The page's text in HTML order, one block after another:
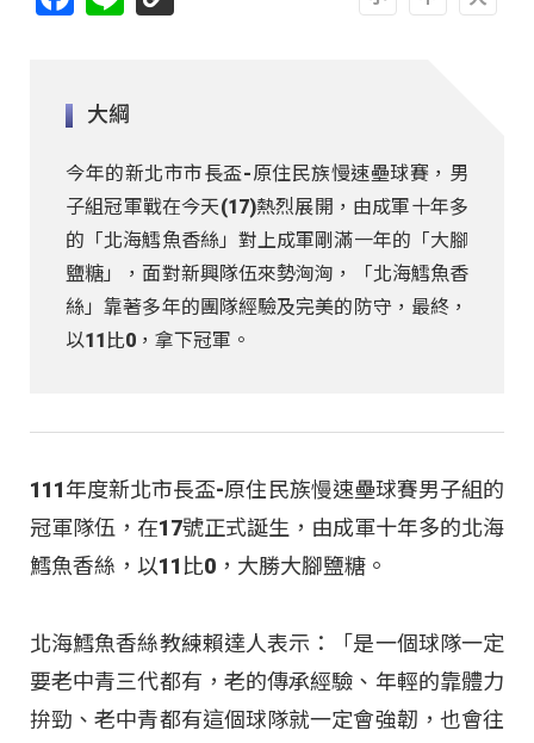
大綱
今年的新北市市長盃-原住民族慢速壘球賽，男
子組冠軍戰在今天(17)熱烈展開，由成軍十年多
的「北海鱈魚香絲」對上成軍剛滿一年的「大腳
鹽糖」，面對新興隊伍來勢洶洶，「北海鱈魚香
絲」靠著多年的團隊經驗及完美的防守，最終，
以11比0，拿下冠軍。
111年度新北市長盃-原住民族慢速壘球賽男子組的
冠軍隊伍，在17號正式誕生，由成軍十年多的北海
鱈魚香絲，以11比0，大勝大腳鹽糖。
北海鱈魚香絲教練賴達人表示：「是一個球隊一定
要老中青三代都有，老的傳承經驗、年輕的靠體力
拚勁、老中青都有這個球隊就一定會強韌，也會往